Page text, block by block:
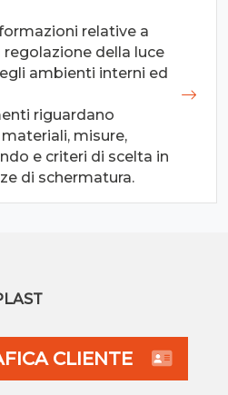
relative a
regolazione della luce
ambienti interni ed
riguardano
misure,
e criteri di scelta in
di schermatura.
CLIENTE